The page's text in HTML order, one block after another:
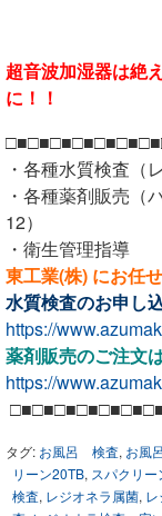
超音波加湿器は絶
に！！
・各種水質検査（
・各種薬剤販売（
12）
・衛生管理指導
東工業(株) にお任
水質検査のお申し
https://
薬剤販売のご注文
https://
タグ: お風呂 検査, お風
リーン20TB, スパクリ
検査, レジオネラ属菌,